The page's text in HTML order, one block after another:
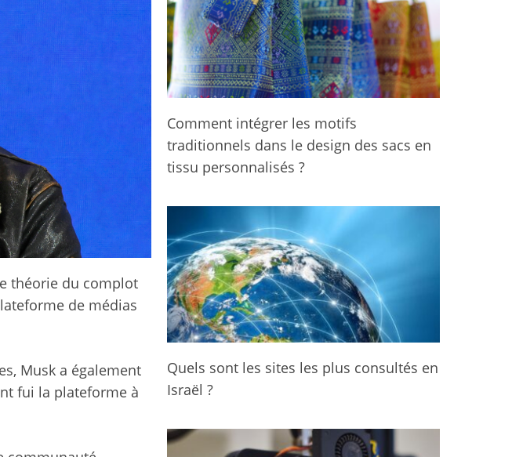
théorie du complot
de médias
Musk a également
fui la plateforme à
Comment intégrer les motifs
traditionnels dans le design des sacs en
tissu personnalisés ?
Quels sont les sites les plus consultés en
Israël ?